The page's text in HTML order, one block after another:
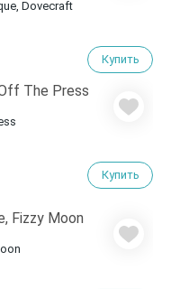
Dovecraft
Купить
Купить